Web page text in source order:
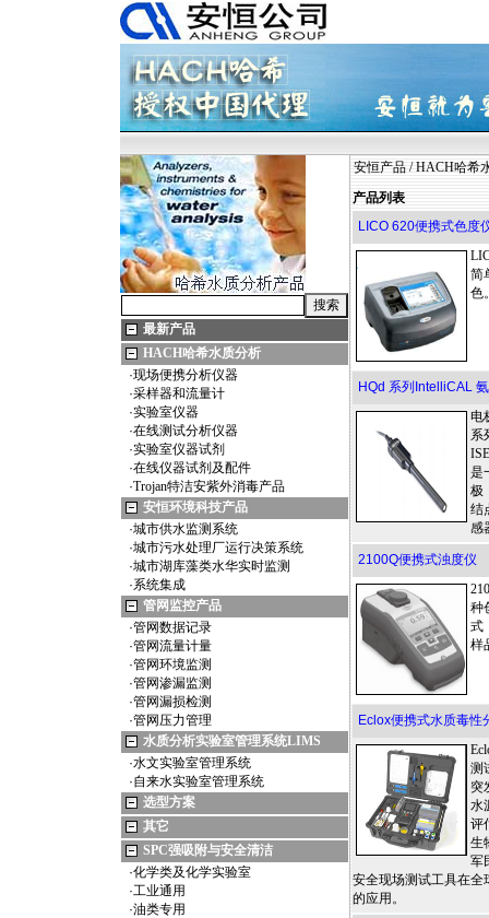
最新产品
HACH哈希水质分析
·现场便携分析仪器
·采样器和流量计
·实验室仪器
·在线测试分析仪器
·实验室仪器试剂
·在线仪器试剂及配件
·Trojan特洁安紫外消毒产品
安恒环境科技产品
·城市供水监测系统
·城市污水处理厂运行决策系统
·城市湖库藻类水华实时监测
·系统集成
管网监控产品
·管网数据记录
·管网流量计量
·管网环境监测
·管网渗漏监测
·管网漏损检测
·管网压力管理
水质分析实验室管理系统LIMS
·水文实验室管理系统
·自来水实验室管理系统
选型方案
其它
SPC强吸附与安全清洁
·化学类及化学实验室
·工业通用
·油类专用
安恒产品 /HACH哈希
产品列表
LICO 620便携式色度
简
色
HQd 系列IntelliCAL
电
系
是
极
结
感
2100Q便携式浊度仪
种
式
样
Eclox便携式水质毒性
测
突
水
评
生
军
安全现场测试工具在全
的应用。